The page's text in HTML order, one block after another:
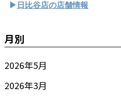
▶ 日比谷店の店舗情報
月別
2026年5月
2026年3月